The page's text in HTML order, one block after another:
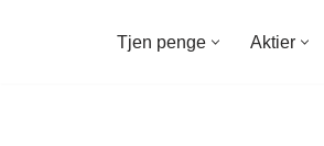
Tjen penge Aktier